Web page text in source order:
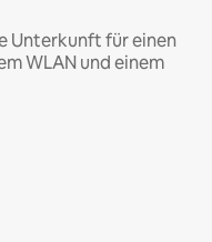
Unterkunft für einen
WLAN und einem